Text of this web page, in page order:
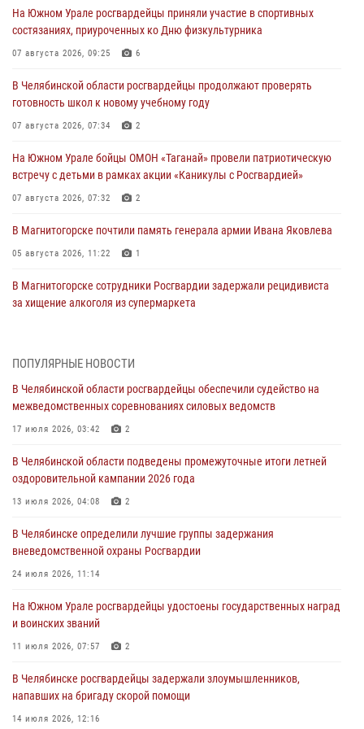
На Южном Урале росгвардейцы приняли участие в спортивных
состязаниях, приуроченных ко Дню физкультурника
07 августа 2026, 09:25 6
В Челябинской области росгвардейцы продолжают проверять
готовность школ к новому учебному году
07 августа 2026, 07:34 2
На Южном Урале бойцы ОМОН «Таганай» провели патриотическую
встречу с детьми в рамках акции «Каникулы с Росгвардией»
07 августа 2026, 07:32 2
В Магнитогорске почтили память генерала армии Ивана Яковлева
05 августа 2026, 11:22 1
В Магнитогорске сотрудники Росгвардии задержали рецидивиста
за хищение алкоголя из супермаркета
На Южном Урале спецназ Росгвардии провел военно-полевые
Росгвардейцы задержали трёх магазинных воров в Челябинске
На Южном Урале сотрудники Росгвардии задержали
подозреваемого в совершении убийства
В Челябинской области росгвардейцами по горячим следам
задержан подозреваемый в грабеже
ПОПУЛЯРНЫЕ НОВОСТИ
В Челябинской области росгвардейцы обеспечили судейство на
межведомственных соревнованиях силовых ведомств
17 июля 2026, 03:42 2
В Челябинской области подведены промежуточные итоги летней
оздоровительной кампании 2026 года
13 июля 2026, 04:08 2
В Челябинске определили лучшие группы задержания
вневедомственной охраны Росгвардии
24 июля 2026, 11:14
На Южном Урале росгвардейцы удостоены государственных наград
и воинских званий
11 июля 2026, 07:57 2
В Челябинске росгвардейцы задержали злоумышленников,
напавших на бригаду скорой помощи
14 июля 2026, 12:16